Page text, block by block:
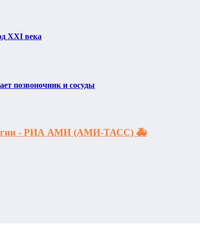
XXI века
позвоночник и сосуды
- РИА АМИ (АМИ-ТАСС) 🚑